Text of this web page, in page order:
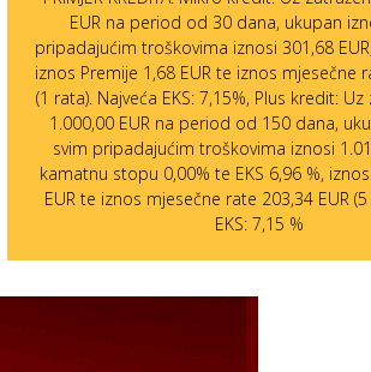
EUR na period od 30 dana, ukupan
pripadajućim troškovima iznosi 301,68
iznos Premije 1,68 EUR te iznos mjesečne
(1 rata). Najveća EKS: 7,15%, Plus kredit:
1.000,00 EUR na period od 150 dana,
svim pripadajućim troškovima iznosi
kamatnu stopu 0,00% te EKS 6,96 %,
EUR te iznos mjesečne rate 203,34 EUR
EKS: 7,15 %